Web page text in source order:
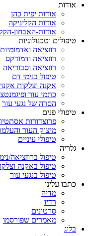
אודות
אודות יפית כהן
אודות הקליניקה
אודות-האבחון-
טיפולים וטכנולוגיות
רוזציאה
רוזציאה ודמודקס
רוזציאה וסבוריאה
טיפול בנימי דם
אקנה וצלקות
כתמי עור
הסרה של נגעי עור
טיפולי פנים
פרוצדורות
מיצוק העור
טיפולי עיניים
גלריה
טיפול ברוזציאה/
טיפול באקנה
טיפול בנגעי עור
כתבו עלינו
מדיה
רדיו
סרטונים
מאמרים שפורסמו
בלוג